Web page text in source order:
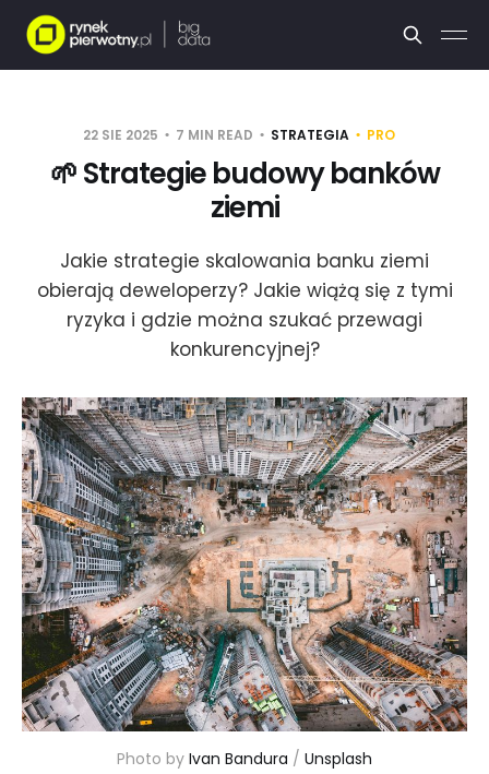
22 SIE 2025 7 MIN READ STRATEGIA PRO
🌱 Strategie budowy banków
ziemi
Jakie strategie skalowania banku ziemi
obierają deweloperzy? Jakie wiążą się z tymi
ryzyka i gdzie można szukać przewagi
konkurencyjnej?
Photo by Ivan Bandura / Unsplash